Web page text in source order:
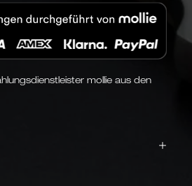
mollie aus den